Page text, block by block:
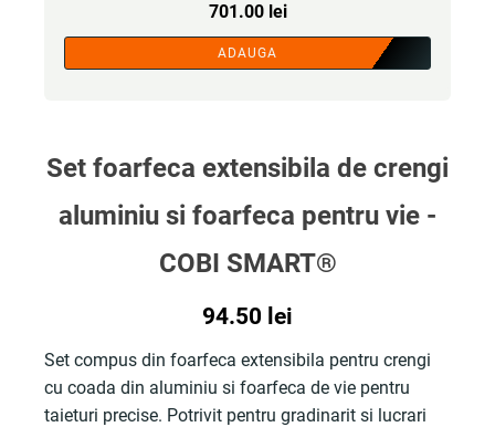
701.00 lei
ADAUGA
Set foarfeca extensibila de crengi
aluminiu si foarfeca pentru vie -
COBI SMART®
94.50 lei
Set compus din foarfeca extensibila pentru crengi
cu coada din aluminiu si foarfeca de vie pentru
taieturi precise. Potrivit pentru gradinarit si lucrari